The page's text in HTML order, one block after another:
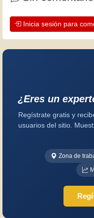
Inicia sesión para
¿Eres un
Regístrate gratis y
usuarios del sitio.
Zona de